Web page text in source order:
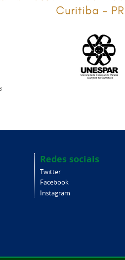
Redes sociais
Twitter
Facebook
Instagram